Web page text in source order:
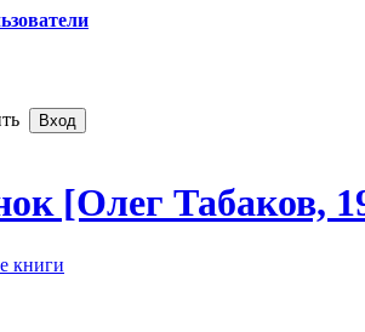
​ок [Олег Табаков,
книги